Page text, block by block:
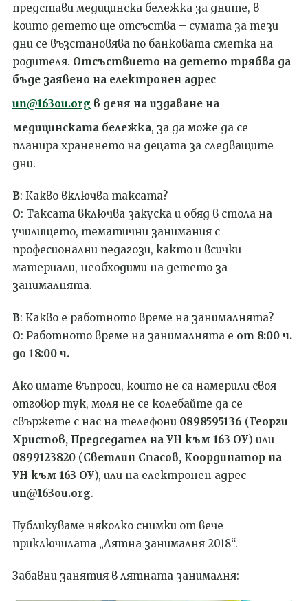
представи медицинска бележка за дните, в
които детето ще отсъства – сумата за тези
дни се възстановява по банковата сметка на
родителя. Отсъствието на детето трябва да
бъде заявено на електронен адрес
un@163ou.org в деня на издаване на
медицинската бележка, за да може да се
планира храненето на децата за следващите
дни.
В: Какво включва таксата?
О: Таксата включва закуска и обяд в стола на
училището, тематични занимания с
професионални педагози, както и всички
материали, необходими на детето за
занималнята.
В: Какво е работното време на занималнята?
О: Работното време на занималнята е от 8:00 ч.
до 18:00 ч.
Ако имате въпроси, които не са намерили своя
отговор тук, моля не се колебайте да се
свържете с нас на телефони 0898595136 (Георги
Христов, Председател на УН към 163 ОУ) или
0899123820 (Светлин Спасов, Координатор на
УН към 163 ОУ), или на електронен адрес
un@163ou.org.
Публикуваме няколко снимки от вече
приключилата „Лятна занималня 2018“.
Забавни занятия в лятната занималня: